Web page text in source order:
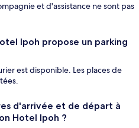
et d'assistance ne sont pas
Ipoh propose un parking
est disponible. Les places de
d'arrivée et de départ à
Hotel Ipoh ?